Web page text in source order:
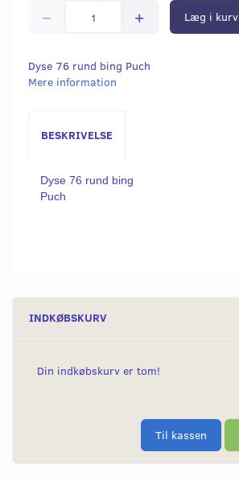
Læg i kurv
Dyse 76 rund bing Puch
Mere information
BESKRIVELSE
Dyse 76 rund bing
Puch
INDKØBSKURV
Din indkøbskurv er tom!
Til kassen